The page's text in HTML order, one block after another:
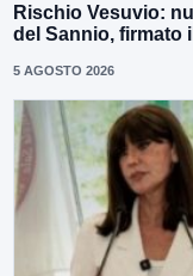
Rischio Vesuvio:
del Sannio, firmato
5 AGOSTO 2026